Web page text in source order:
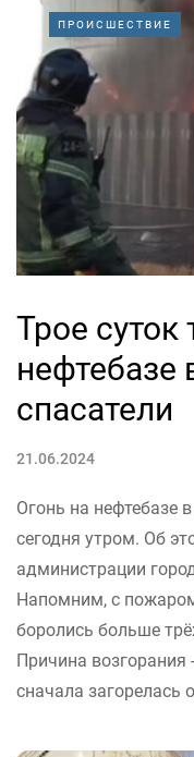
ПРОИСШЕСТВИЕ
Трое
нефтебазе
спасатели
21.06.2024
Огонь на нефтебазе
сегодня утром. Об
администрации
Напомним, с
боролись больше
Причина возгорания
сначала загорелась